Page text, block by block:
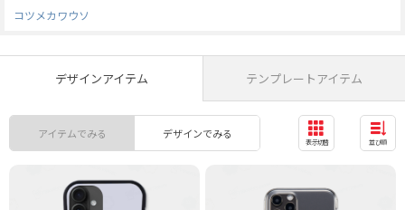
コツメカワウソ
デザインアイテム テンプレートアイテム
アイテムでみる デザインでみる
表示切替 並び順